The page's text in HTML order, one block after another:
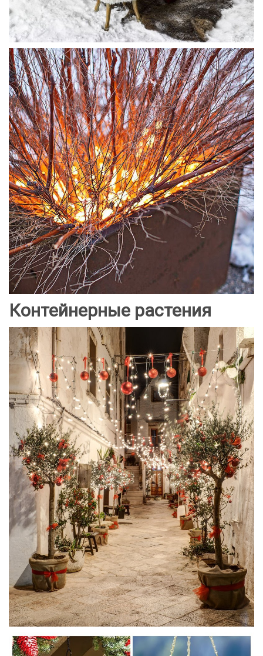
Контейнерные растения